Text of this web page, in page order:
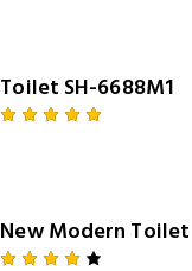
Toilet SH-6688M1
New Modern Toilet